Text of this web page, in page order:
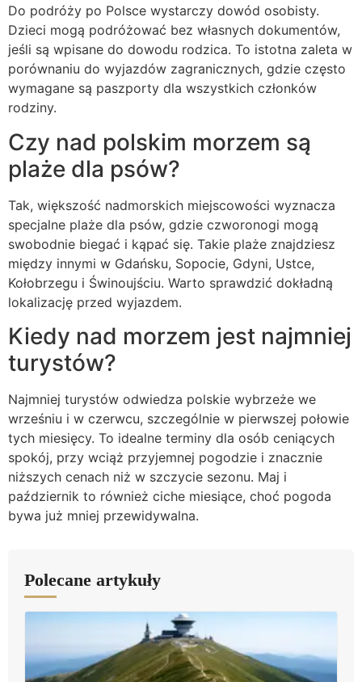
Do podróży po Polsce wystarczy dowód osobisty.
Dzieci mogą podróżować bez własnych dokumentów,
jeśli są wpisane do dowodu rodzica. To istotna zaleta w
porównaniu do wyjazdów zagranicznych, gdzie często
wymagane są paszporty dla wszystkich członków
rodziny.
Czy nad polskim morzem są
plaże dla psów?
Tak, większość nadmorskich miejscowości wyznacza
specjalne plaże dla psów, gdzie czworonogi mogą
swobodnie biegać i kąpać się. Takie plaże znajdziesz
między innymi w Gdańsku, Sopocie, Gdyni, Ustce,
Kołobrzegu i Świnoujściu. Warto sprawdzić dokładną
lokalizację przed wyjazdem.
Kiedy nad morzem jest najmniej
turystów?
Najmniej turystów odwiedza polskie wybrzeże we
wrześniu i w czerwcu, szczególnie w pierwszej połowie
tych miesięcy. To idealne terminy dla osób ceniących
spokój, przy wciąż przyjemnej pogodzie i znacznie
niższych cenach niż w szczycie sezonu. Maj i
październik to również ciche miesiące, choć pogoda
bywa już mniej przewidywalna.
Polecane artykuły